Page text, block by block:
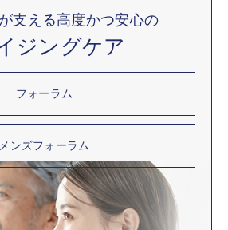
支える高度かつ安心の
ジングケア
フォーラム
メンズフォーラム